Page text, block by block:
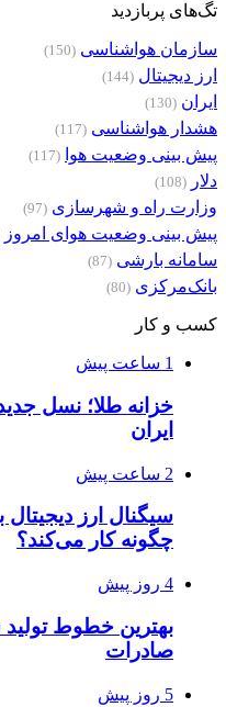
تگ‌های پربازدید
سازمان هواشناسی (150)
ارز دیجیتال (144)
ایران (130)
هشدار هواشناسی (117)
پیش بینی وضعیت هوا (117)
دلار (108)
وزارت راه و شهرسازی (97)
پیش بینی وضعیت هوای امروز
سامانه بارشی (87)
بانک‌مرکزی (80)
کسب و کار
1 ساعت پیش
خزانه طلا؛ نسل
ایران
2 ساعت پیش
سیگنال ارز
چگونه کار می‌کند؟
4 روز پیش
بهترین خطوط تولید
صادرات
5 روز پیش